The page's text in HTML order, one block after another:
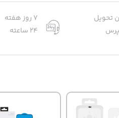
تحویل
7 روز هفته
24 ساعته